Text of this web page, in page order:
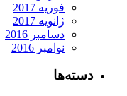
فوریه 2017
ژانویه 2017
دسامبر 2016
نوامبر 2016
دسته‌ها